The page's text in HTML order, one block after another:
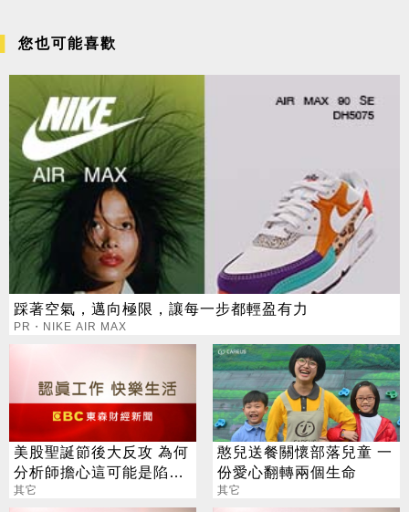
您也可能喜歡
踩著空氣，邁向極限，讓每一步都輕盈有力
PR・NIKE AIR MAX
美股聖誕節後大反攻 為何
分析師擔心這可能是陷
阱？
其它
憨兒送餐關懷部落兒童 一
份愛心翻轉兩個生命
其它